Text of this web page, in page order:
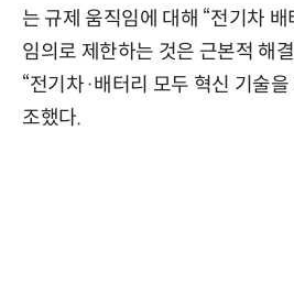
는 규제 움직임에 대해 “전기차
임의로 제한하는 것은 근본적 해
“전기차·배터리 모두 혁신 기술
조했다.